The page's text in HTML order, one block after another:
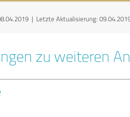
| Letzte Aktualisierung:
zu weiteren